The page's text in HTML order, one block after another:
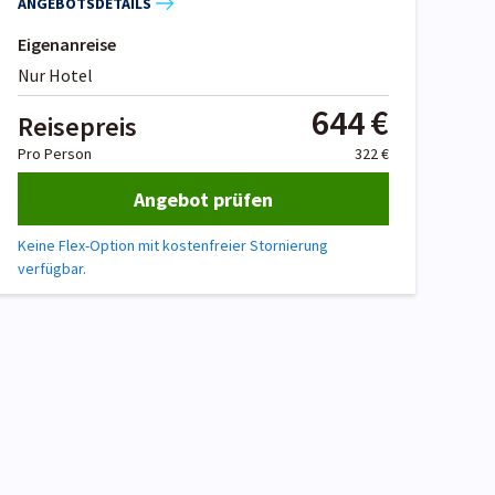
Eigenanreise
Nur Hotel
Reisepreis 644 €
Pro Person 322 €
Angebot prüfen
Keine Flex-Option mit kostenfreier Stornierung
verfügbar.